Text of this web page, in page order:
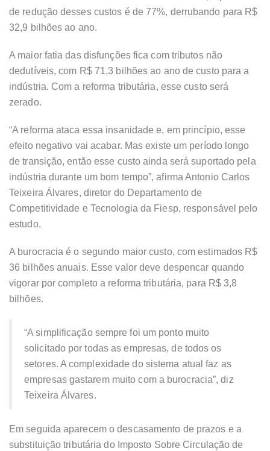
de redução desses custos é de 77%, derrubando para R$
32,9 bilhões ao ano.
A maior fatia das disfunções fica com tributos não
dedutíveis, com R$ 71,3 bilhões ao ano de custo para a
indústria. Com a reforma tributária, esse custo será
zerado.
“A reforma ataca essa insanidade e, em princípio, esse
efeito negativo vai acabar. Mas existe um período longo
de transição, então esse custo ainda será suportado pela
indústria durante um bom tempo”, afirma Antonio Carlos
Teixeira Álvares, diretor do Departamento de
Competitividade e Tecnologia da Fiesp, responsável pelo
estudo.
A burocracia é o segundo maior custo, com estimados R$
36 bilhões anuais. Esse valor deve despencar quando
vigorar por completo a reforma tributária, para R$ 3,8
bilhões.
“A simplificação sempre foi um ponto muito
solicitado por todas as empresas, de todos os
setores. A complexidade do sistema atual faz as
empresas gastarem muito com a burocracia”, diz
Teixeira Álvares.
Em seguida aparecem o descasamento de prazos e a
substituição tributária do Imposto Sobre Circulação de